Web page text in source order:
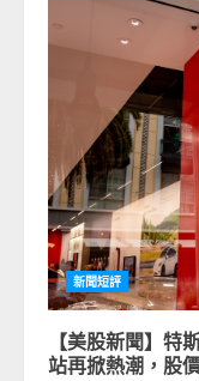
新聞短評
【美股新聞】特
站再掀熱潮，股